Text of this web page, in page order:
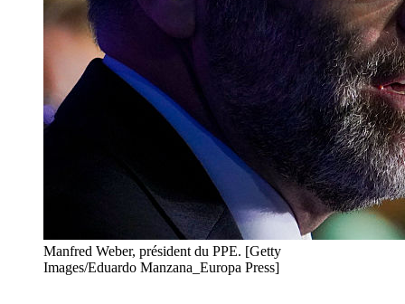
Manfred Weber, président du PPE. [Getty
Images/Eduardo Manzana_Europa Press]